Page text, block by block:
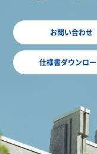
お問い合わせ
仕様書ダウンロ